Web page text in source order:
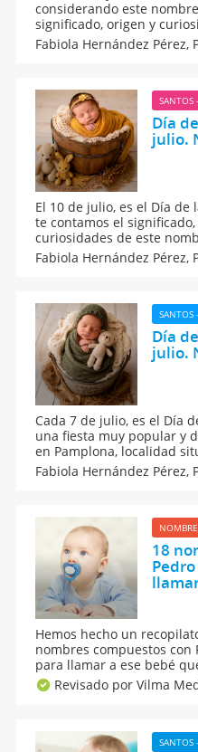
considerando este
significado, origen y
origen escandinavo. ¿Te
leyenda de Santa Olga?
Fabiola Hernández Pérez,
SANTOS
Día
julio.
El 10 de julio, es el Día de
te contamos el
curiosidades de este
decimos cómo es la
llevan este nombre, así
Fabiola Hernández Pérez,
SANTOS
Día
julio.
Cada 7 de julio, es el Día
una fiesta muy popular y
en Pamplona, localidad
Conoce aquí el
curiosidades del nombre
Fabiola Hernández Pérez,
18
Hemos hecho un
nombres compuestos
para llamar a ese bebé
no sabes qué nombre
nombres incluye el
Revisado por Vilma
SANTOS